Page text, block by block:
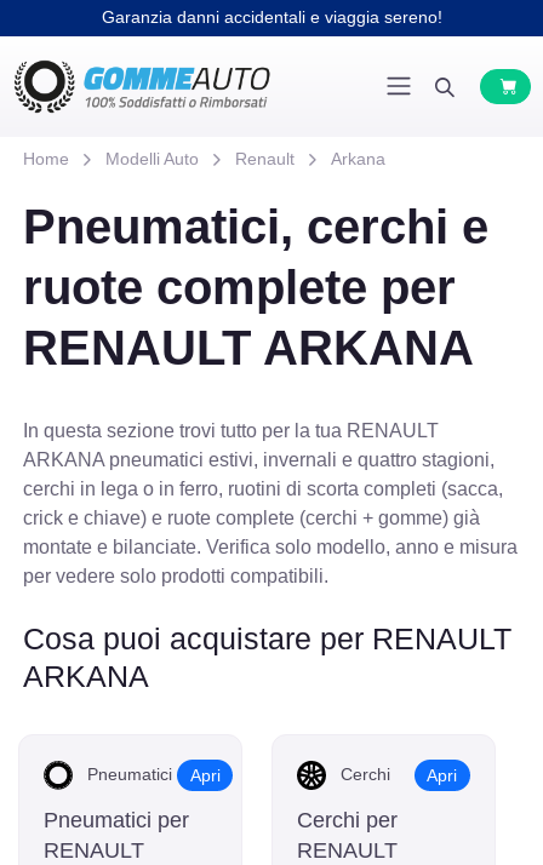
Garanzia danni accidentali e viaggia sereno!
Home Modelli Auto Renault Arkana
Pneumatici, cerchi e
ruote complete per
RENAULT ARKANA
In questa sezione trovi tutto per la tua RENAULT
ARKANA pneumatici estivi, invernali e quattro stagioni,
cerchi in lega o in ferro, ruotini di scorta completi (sacca,
crick e chiave) e ruote complete (cerchi + gomme) già
montate e bilanciate. Verifica solo modello, anno e misura
per vedere solo prodotti compatibili.
Cosa puoi acquistare per RENAULT
ARKANA
Pneumatici Apri
Pneumatici per
RENAULT
Cerchi Apri
Cerchi per
RENAULT